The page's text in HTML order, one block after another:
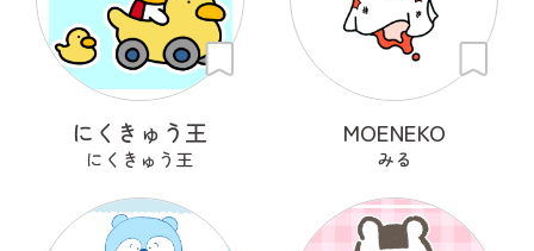
にくきゅう王
にくきゅう王
MOENEKO
みる